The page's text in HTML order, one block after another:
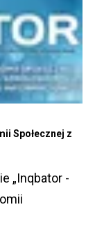
Społecznej z
„Inqbator -